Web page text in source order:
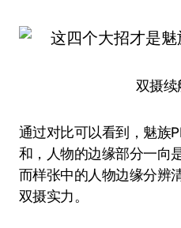
双摄
通过对比可以看到，魅族
和，人物的边缘部分一向
而样张中的人物边缘分辨
双摄实力。